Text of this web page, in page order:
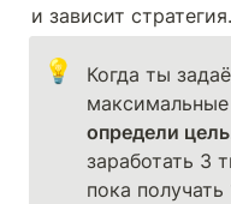
и зависит стратегия.
💡
Когда ты
определи цель
заработать 3
пока получать